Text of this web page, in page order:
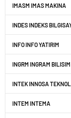
IMASM IMAS MAKINA
INDES INDEKS
INFO INFO YATIRIM
INGRM INGRAM BILISIM
INTEK INNOSA
INTEM INTEMA